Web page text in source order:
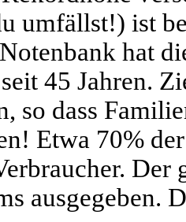
umfällst!) ist
hat
45 Jahren.
so dass
Etwa 70%
ausgegeben.